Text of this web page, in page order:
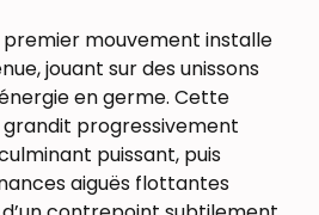
premier mouvement installe
jouant sur des unissons
en germe. Cette
progressivement
puissant, puis
aiguës flottantes